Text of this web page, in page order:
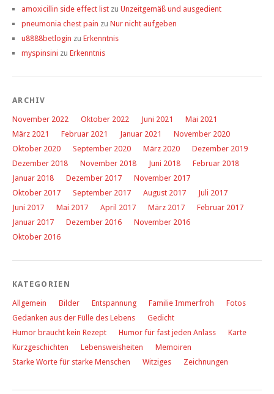
amoxicillin side effect list zu Unzeitgemäß und ausgedient
pneumonia chest pain zu Nur nicht aufgeben
u8888betlogin zu Erkenntnis
myspinsini zu Erkenntnis
ARCHIV
November 2022 Oktober 2022 Juni 2021
Mai 2021
März 2021
Februar 2021 Januar 2021
November 2020
Oktober 2020
September 2020 März 2020
Dezember 2019
Dezember 2018
November 2018 Juni 2018
Februar 2018
Januar 2018
Dezember 2017
November 2017
Oktober 2017
September 2017 August 2017
Juli 2017
Juni 2017
Mai 2017 April 2017 März 2017
Februar 2017
Januar 2017
Dezember 2016
November 2016
Oktober 2016
KATEGORIEN
Allgemein Bilder Entspannung Familie Immerfroh
Fotos
Gedanken aus der Fülle des Lebens
Gedicht
Humor braucht kein Rezept
Humor für fast jeden Anlass
Karte
Kurzgeschichten
Lebensweisheiten
Memoiren
Starke Worte für starke Menschen
Witziges Zeichnungen